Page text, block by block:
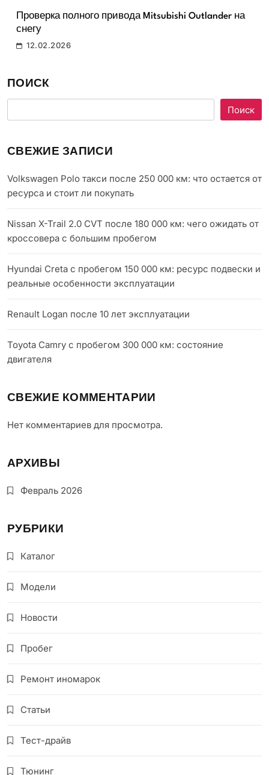
Проверка полного привода Mitsubishi Outlander на
снегу
12.02.2026
ПОИСК
Поиск
СВЕЖИЕ ЗАПИСИ
Volkswagen Polo такси после 250 000 км: что остается от
ресурса и стоит ли покупать
Nissan X-Trail 2.0 CVT после 180 000 км: чего ожидать от
кроссовера с большим пробегом
Hyundai Creta с пробегом 150 000 км: ресурс подвески и
реальные особенности эксплуатации
Renault Logan после 10 лет эксплуатации
Toyota Camry с пробегом 300 000 км: состояние
двигателя
СВЕЖИЕ КОММЕНТАРИИ
Нет комментариев для просмотра.
АРХИВЫ
Февраль 2026
РУБРИКИ
Каталог
Модели
Новости
Пробег
Ремонт иномарок
Статьи
Тест-драйв
Тюнинг